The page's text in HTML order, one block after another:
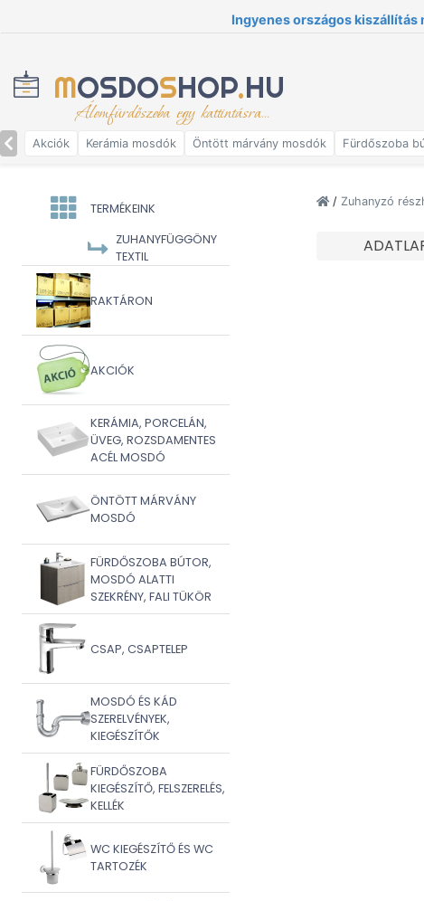
Ingyenes országos
MOSDOSHOP.HU
Álomfürdőszoba egy kattintásra...
Akciók Kerámia mosdók Öntött márvány mosdók Fürdőszoba
TERMÉKEINK
ZUHANYFÜGGÖNY
TEXTIL
RAKTÁRON
AKCIÓK
KERÁMIA, PORCELÁN,
ÜVEG, ROZSDAMENTES
ACÉL MOSDÓ
ÖNTÖTT MÁRVÁNY
MOSDÓ
FÜRDŐSZOBA BÚTOR,
MOSDÓ ALATTI
SZEKRÉNY, FALI TÜKÖR
CSAP, CSAPTELEP
MOSDÓ ÉS KÁD
SZERELVÉNYEK,
KIEGÉSZÍTŐK
FÜRDŐSZOBA
KIEGÉSZÍTŐ, FELSZERELÉS,
KELLÉK
WC KIEGÉSZÍTŐ ÉS WC
TARTOZÉK
/ Zuhanyzó